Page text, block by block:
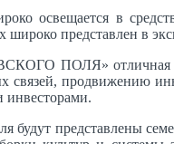
освещается в
широко представлен в
ПОЛЯ» отличная
связей, продвижению
инвесторами.
будут представлены